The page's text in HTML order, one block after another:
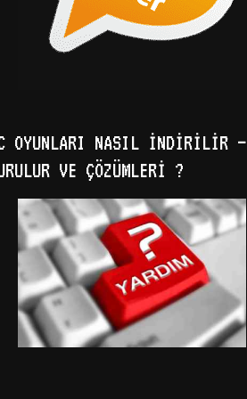
OYUNLARI NASIL İNDIRILIR –
VE ÇÖZÜMLERI ?